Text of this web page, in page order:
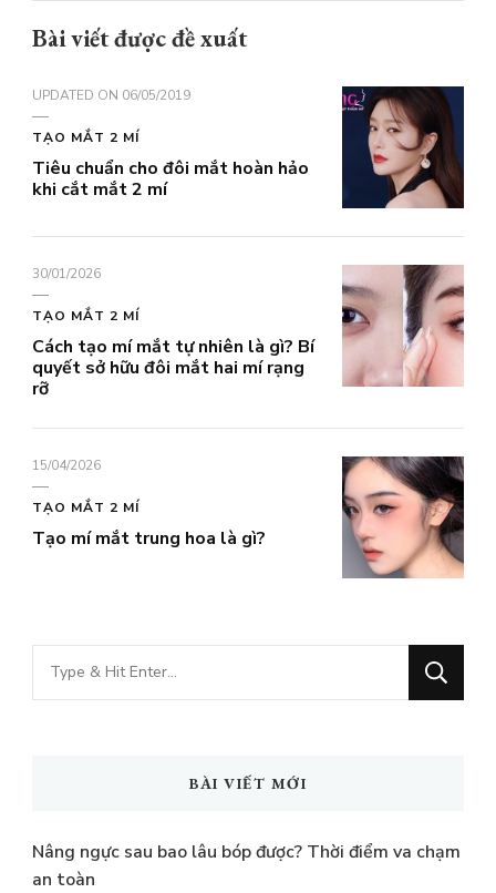
Bài viết được đề xuất
UPDATED ON 06/05/2019
TẠO MẮT 2 MÍ
Tiêu chuẩn cho đôi mắt hoàn hảo
khi cắt mắt 2 mí
30/01/2026
TẠO MẮT 2 MÍ
Cách tạo mí mắt tự nhiên là gì? Bí
quyết sở hữu đôi mắt hai mí rạng
rỡ
15/04/2026
TẠO MẮT 2 MÍ
Tạo mí mắt trung hoa là gì?
Bạn
muốn
BÀI VIẾT MỚI
Nâng ngực sau bao lâu bóp được? Thời điểm va chạm
an toàn